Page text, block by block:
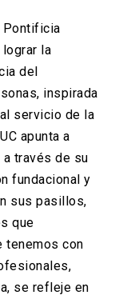
Pontificia
la
del
inspirada
servicio de la
apunta a
a través de su
fundacional y
sus pasillos,
que
tenemos con
se refleje en